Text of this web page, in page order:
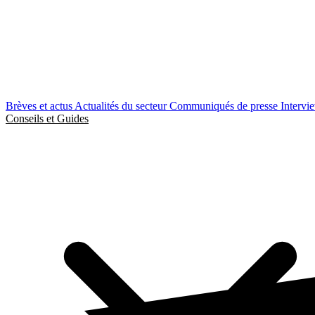
Brèves et actus Actualités du secteurCommuniqués de presse
Conseils et Guides